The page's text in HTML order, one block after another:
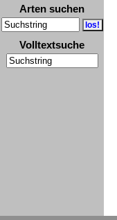
Arten suchen
Volltextsuche